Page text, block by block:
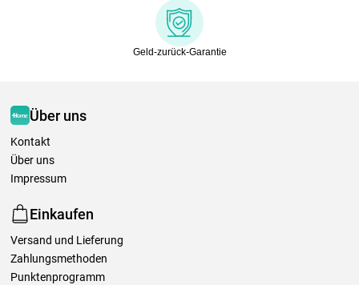
Geld-zurück-Garantie
Über uns
Kontakt
Über uns
Impressum
Einkaufen
Versand und Lieferung
Zahlungsmethoden
Punktenprogramm